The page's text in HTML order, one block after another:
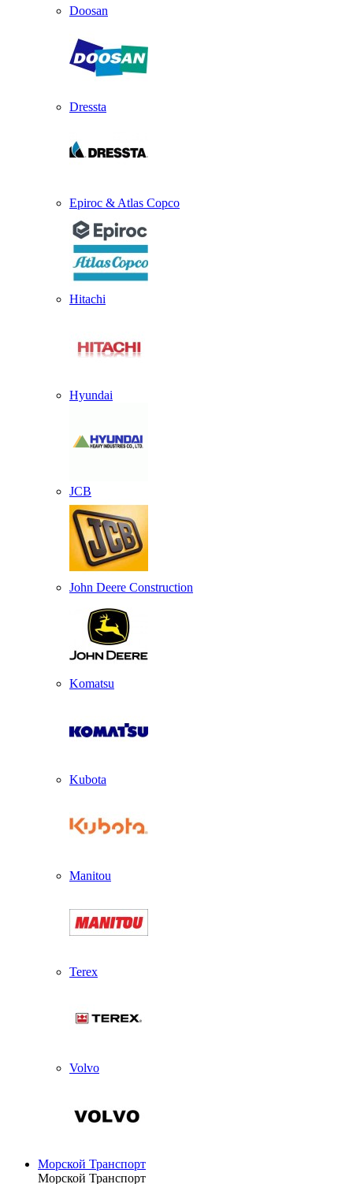
Doosan
Dressta
Epiroc & Atlas Copco
Hitachi
Hyundai
JCB
John Deere Construction
Komatsu
Kubota
Manitou
Terex
Volvo
Морской Транспорт
Морской Транспорт